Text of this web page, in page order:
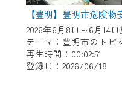
【豊明】豊明市危険
2026年6月8日～6月14
テーマ：豊明市のトピ
再生時間：00:02:51
登録日：2026/06/18